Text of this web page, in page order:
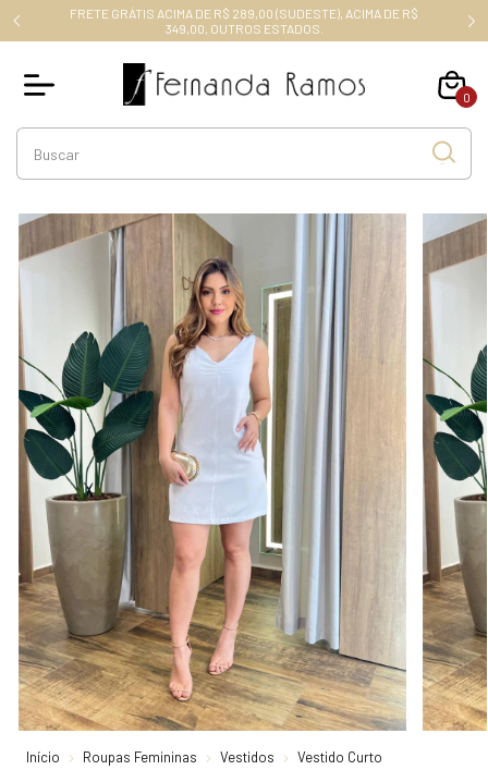
FRETE GRÁTIS ACIMA DE R$ 289,00 (SUDESTE), ACIMA DE R$
349,00, OUTROS ESTADOS.
0
Início Roupas Femininas Vestidos Vestido Curto